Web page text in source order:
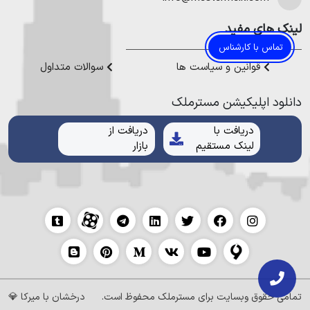
تماس با کارشناس
لینک های مفید
قوانین و سیاست ها سوالات متداول
دانلود اپلیکیشن مستر‌ملک
دریافت با
لینک مستقیم
دریافت از
بازار
تمامی حقوق وبسایت برای مسترملک محفوظ است. درخشان با میرکا 💎